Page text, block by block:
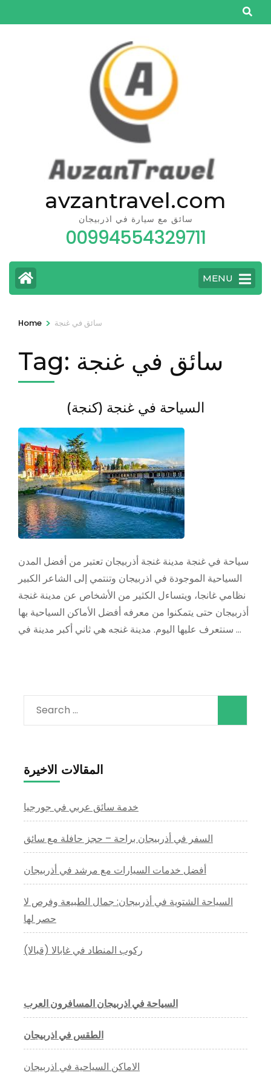
to
avzantravel.com
سائق مع سيارة في اذربيجان
00994554329711
MENU
Home > سائق في غنجة
Tag: سائق في غنجة
السياحة في غنجة (كنجة)
سياحة في غنجة مدينة غنجة أذربيجان تعتبر من أفضل المدن
السياحية الموجودة في اذربيجان وتنتمي إلى الشاعر الكبير
نظامي غانجا، ويتساءل الكثير من الأشخاص عن مدينة غنجة
أذربيجان حتى يتمكنوا من معرفه أفضل الأماكن السياحية بها
سنتعرف عليها اليوم. مدينة غنجه هي ثاني أكبر مدينة في …
Search
for:
المقالات الاخيرة
خدمة سائق عربي في جورجيا
السفر في أذربيجان براحة – حجز حافلة مع سائق
أفضل خدمات السيارات مع مرشد في أذربيجان
السياحة الشتوية في أذربيجان: جمال الطبيعة وفرص لا
حصر لها
ركوب المنطاد في غابالا (قبالا)
السياحة في اذربيجان المسافرون العرب
الطقس في اذربيجان
الاماكن السياحية في اذربيجان